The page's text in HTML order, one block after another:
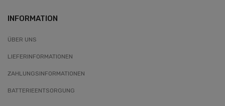
INFORMATION
ÜBER UNS
LIEFERINFORMATIONEN
ZAHLUNGSINFORMATIONEN
BATTERIEENTSORGUNG